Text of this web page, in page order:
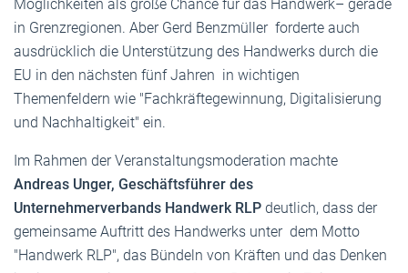
Möglichkeiten als große Chance für das Handwerk– gerade
in Grenzregionen. Aber Gerd Benzmüller forderte auch
ausdrücklich die Unterstützung des Handwerks durch die
EU in den nächsten fünf Jahren in wichtigen
Themenfeldern wie "Fachkräftegewinnung, Digitalisierung
und Nachhaltigkeit" ein.
Im Rahmen der Veranstaltungsmoderation machte
Andreas Unger, Geschäftsführer des
Unternehmerverbands Handwerk RLP deutlich, dass der
gemeinsame Auftritt des Handwerks unter dem Motto
"Handwerk RLP", das Bündeln von Kräften und das Denken